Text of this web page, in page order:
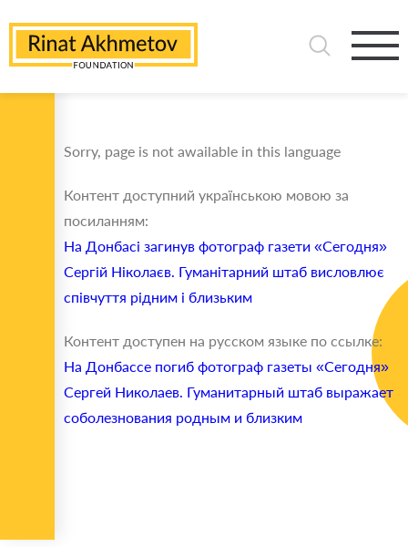
Sorry, page is not awailable in this language
Контент доступний українською мовою за
посиланням:
На Донбасі загинув фотограф газети «Сегодня»
Сергій Ніколаєв. Гуманітарний штаб висловлює
співчуття рідним і близьким
Контент доступен на русском языке по ссылке:
На Донбассе погиб фотограф газеты «Сегодня»
Сергей Николаев. Гуманитарный штаб выражает
соболезнования родным и близким